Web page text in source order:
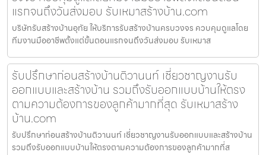
แรกจนถึงวันส่งมอบ รับเหมาสร้างบ้าน.com
บริษัทรับสร้างบ้านอุทัย ให้บริการรับสร้างบ้านครบวงจร ควบคุมดูแลโดย
ทีมงานมืออาชีพตั้งแต่ขั้นตอนแรกจนถึงวันส่งมอบ รับเหมาส
รับปรึกษาก่อนสร้างบ้านติวานนท์ เชี่ยวชาญงานรับ
ออกแบบและสร้างบ้าน รวมถึงรับออกแบบบ้านให้ตรง
ตามความต้องการของลูกค้ามากที่สุด รับเหมาสร้าง
บ้าน.com
รับปรึกษาก่อนสร้างบ้านติวานนท์ เชี่ยวชาญงานรับออกแบบและสร้างบ้าน
รวมถึงรับออกแบบบ้านให้ตรงตามความต้องการของลูกค้ามากที่ส